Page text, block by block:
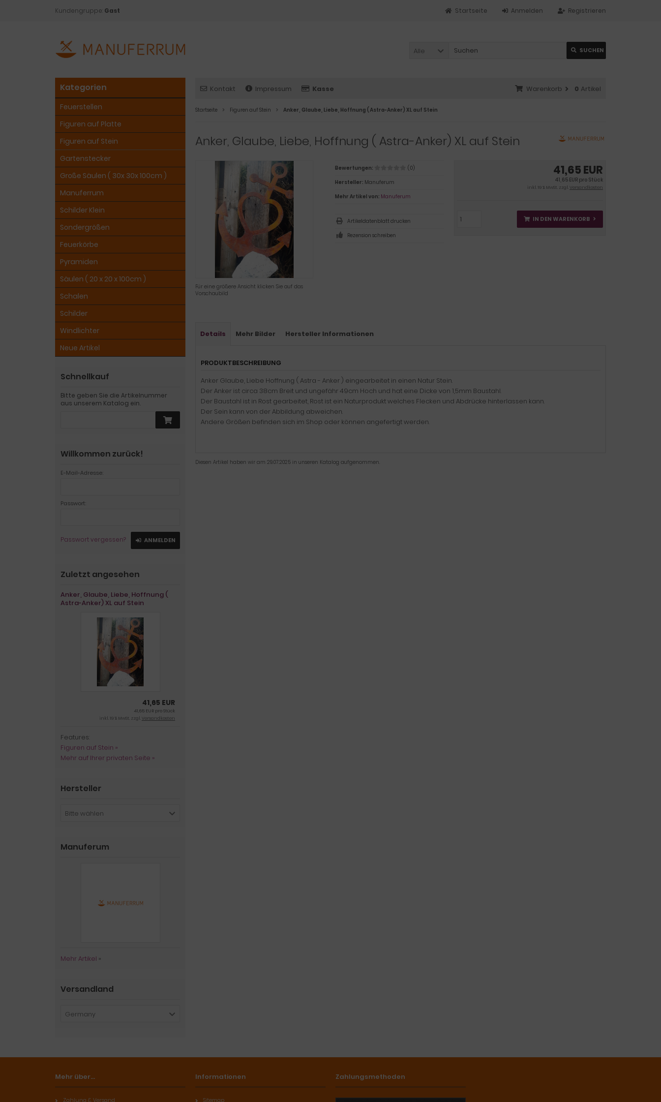
Kundengruppe: Gast Registrieren
Anmelden
Startseite
Alle SUCHEN
Kontakt Impressum Kasse Warenkorb 0 Artikel
Startseite Figuren auf Stein Anker, Glaube, Liebe, Hoffnung ( Astra-Anker) XL auf Stein
Anker, Glaube, Liebe, Hoffnung ( Astra-Anker) XL auf Stein
Für eine größere Ansicht klicken Sie auf das
Vorschaubild
41,65 EUR
41,65 EUR pro Stück
inkl. 19 % MwSt. zzgl.Versandkosten
IN DEN WARENKORB
Bewertungen:
(0)
Hersteller: Manuferum
Mehr Artikel von: Manuferum
Artikeldatenblatt drucken
Rezension schreiben
Details Mehr Bilder Hersteller Informationen
PRODUKTBESCHREIBUNG
Anker Glaube, Liebe Hoffnung ( Astra - Anker ) eingearbeitet in einen Natur Stein.
Der Anker ist circa 38cm Breit und ungefähr 49cm Hoch und hat eine Dicke von 1,5mm Baustahl.
Der Baustahl ist in Rost gearbeitet, Rost ist ein Naturprodukt welches Flecken und Abdrücke hinterlassen kann.
Der Sein kann von der Abbildung abweichen.
Andere Größen befinden sich im Shop oder können angefertigt werden.
Diesen Artikel haben wir am 29.07.2025 in unseren Katalog aufgenommen.
Kategorien
Feuerstellen
Figuren auf Platte
Figuren auf Stein
Gartenstecker
Große Säulen ( 30x 30x 100cm )
Manuferrum
Schilder Klein
Sondergrößen
Feuerkörbe
Pyramiden
Säulen ( 20 x 20 x 100cm )
Schalen
Schilder
Windlichter
Neue Artikel
Schnellkauf
Bitte geben Sie die Artikelnummer
aus unserem Katalog ein.
Willkommen zurück!
E-Mail-Adresse:
Passwort:
Passwort vergessen? ANMELDEN
Zuletzt angesehen
Anker, Glaube, Liebe, Hoffnung (
Astra-Anker) XL auf Stein
41,65 EUR
41,65 EUR pro Stück
inkl. 19 % MwSt. zzgl.Versandkosten
Features:
Figuren auf Stein »
Mehr auf Ihrer privaten Seite »
Hersteller
Bitte wählen
Manuferum
Mehr Artikel »
Versandland
Germany
Mehr über...
Zahlung & Versand
Informationen
Sitemap
Zahlungsmethoden